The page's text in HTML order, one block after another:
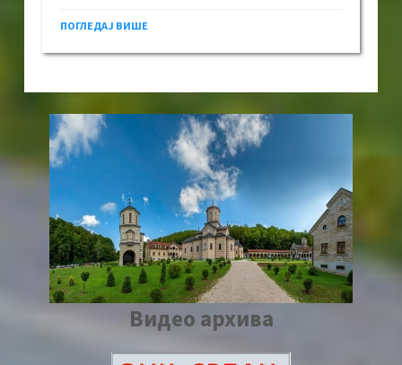
ПОГЛЕДАЈ ВИШЕ
Видео архива